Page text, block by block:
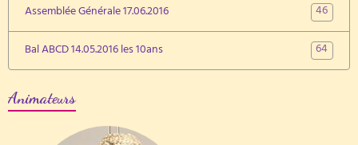
Assemblée Générale 17.06.2016
46
Bal ABCD 14.05.2016 les 10ans
64
Animateurs